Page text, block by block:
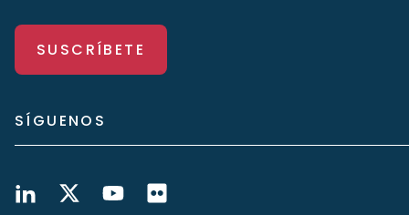
SUSCRÍBETE
SÍGUENOS